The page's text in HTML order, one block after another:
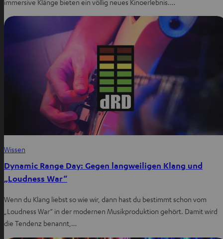
immersive Klänge bieten ein völlig neues Kinoerlebnis.…
Wissen
Dynamic Range Day: Gegen langweiligen Klang und
„Loudness War“
Wenn du Klang liebst so wie wir, dann hast du bestimmt schon vom
„Loudness War“ in der modernen Musikproduktion gehört. Damit wird
die Tendenz benannt,…